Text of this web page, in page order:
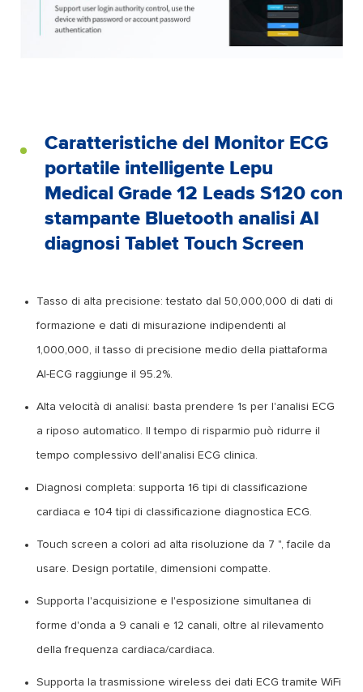
Caratteristiche del Monitor ECG
portatile intelligente Lepu
Medical Grade 12 Leads S120 con
stampante Bluetooth analisi AI
diagnosi Tablet Touch Screen
Tasso di alta precisione: testato dal 50,000,000 di dati di
formazione e dati di misurazione indipendenti al
1,000,000, il tasso di precisione medio della piattaforma
AI-ECG raggiunge il 95.2%.
Alta velocità di analisi: basta prendere 1s per l'analisi ECG
a riposo automatico. Il tempo di risparmio può ridurre il
tempo complessivo dell'analisi ECG clinica.
Diagnosi completa: supporta 16 tipi di classificazione
cardiaca e 104 tipi di classificazione diagnostica ECG.
Touch screen a colori ad alta risoluzione da 7 ", facile da
usare. Design portatile, dimensioni compatte.
Supporta l'acquisizione e l'esposizione simultanea di
forme d'onda a 9 canali e 12 canali, oltre al rilevamento
della frequenza cardiaca/cardiaca.
Supporta la trasmissione wireless dei dati ECG tramite WiFi